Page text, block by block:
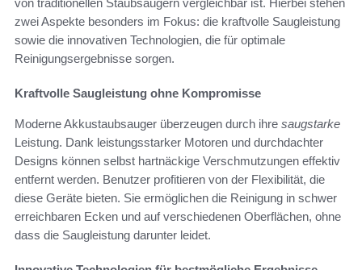
von traditionellen Staubsaugern vergleichbar ist. Hierbei stehen
zwei Aspekte besonders im Fokus: die kraftvolle Saugleistung
sowie die innovativen Technologien, die für optimale
Reinigungsergebnisse sorgen.
Kraftvolle Saugleistung ohne Kompromisse
Moderne Akkustaubsauger überzeugen durch ihre saugstarke
Leistung. Dank leistungsstarker Motoren und durchdachter
Designs können selbst hartnäckige Verschmutzungen effektiv
entfernt werden. Benutzer profitieren von der Flexibilität, die
diese Geräte bieten. Sie ermöglichen die Reinigung in schwer
erreichbaren Ecken und auf verschiedenen Oberflächen, ohne
dass die Saugleistung darunter leidet.